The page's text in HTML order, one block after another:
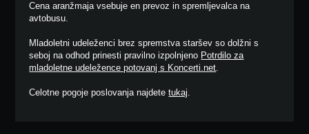
Cena aranžmaja vsebuje en prevoz in spremljevalca na
avtobusu.
Mladoletni udeleženci brez spremstva staršev so dolžni s
seboj na odhod prinesti pravilno izpolnjeno Potrdilo za
mladoletne udeležence potovanj s Koncerti.net.
Celotne pogoje poslovanja najdetetukaj.